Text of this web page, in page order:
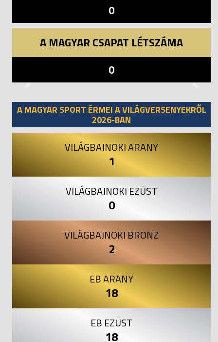
0
A MAGYAR CSAPAT LÉTSZÁMA
0
A MAGYAR SPORT ÉRMEI A VILÁGVERSENYEKRŐL
2026-BAN
VILÁGBAJNOKI ARANY
1
VILÁGBAJNOKI EZÜST
0
VILÁGBAJNOKI BRONZ
2
EB ARANY
18
EB EZÜST
18